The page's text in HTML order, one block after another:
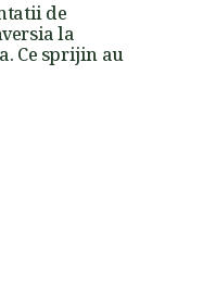
de
la
Ce sprijin au